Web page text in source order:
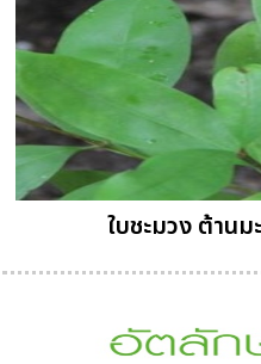
ใบชะมวง ต้านม